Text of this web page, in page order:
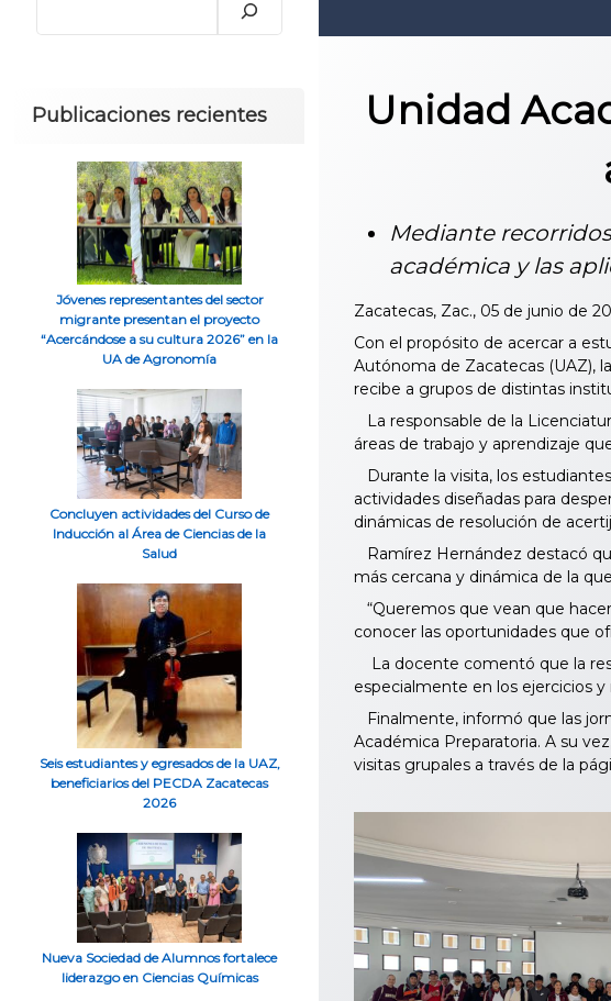
Unidad
Mediante
académica y las
Zacatecas, Zac., 05 de junio de
Con el propósito de acercar a
Autónoma de Zacatecas (UAZ),
recibe a grupos de distintas
La responsable de la
áreas de trabajo y aprendizaje
Durante la visita, los
actividades diseñadas para
dinámicas de resolución de
Ramírez Hernández destacó
más cercana y dinámica de la
“Queremos que vean que
conocer las oportunidades que
La docente comentó que la
especialmente en los ejercicios
Finalmente, informó que las
Académica Preparatoria. A su
visitas grupales a través de la
Publicaciones recientes
Jóvenes representantes del sector
migrante presentan el proyecto
“Acercándose a su cultura 2026” en la
UA de Agronomía
Concluyen actividades del Curso de
Inducción al Área de Ciencias de la
Salud
Seis estudiantes y egresados de la UAZ,
beneficiarios del PECDA Zacatecas
2026
Nueva Sociedad de Alumnos fortalece
liderazgo en Ciencias Químicas